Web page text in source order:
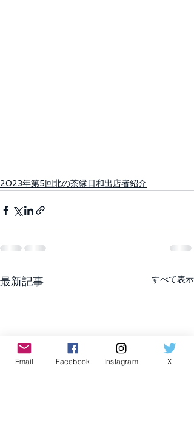
2023年第5回北の茶縁日和出店者紹介
最新記事 すべて表示
Email Facebook Instagram X